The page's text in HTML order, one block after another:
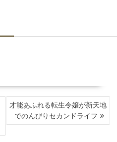
才能あふれる転生令嬢が新天地
でのんびりセカンドライフ